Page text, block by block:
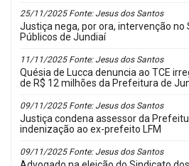
25/11/2025 Fonte: Jesus dos Santos
Justiça nega, por ora, intervenção no
Públicos de Jundiaí
11/11/2025 Fonte: Jesus dos Santos
Quésia de Lucca denuncia ao TCE
de R$ 12 milhões da Prefeitura de
09/11/2025 Fonte: Jesus dos Santos
Justiça condena assessor da
indenização ao ex-prefeito LFM
09/11/2025 Fonte: Jesus dos Santos